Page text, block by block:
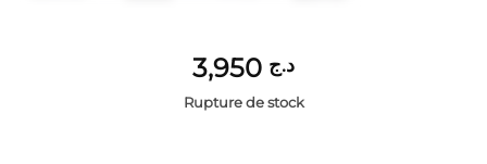
د.ج
Rupture de stock